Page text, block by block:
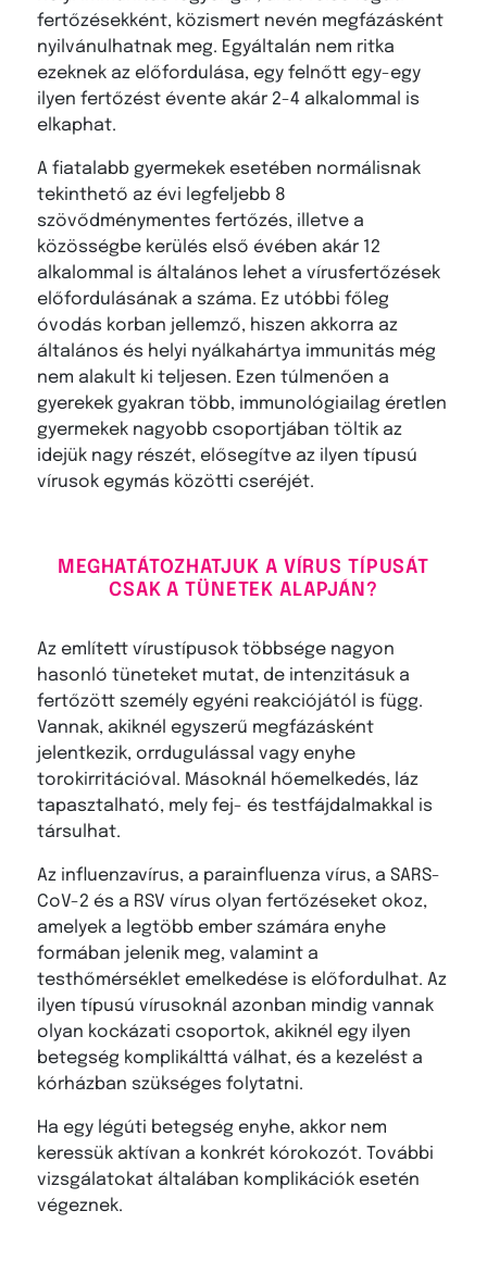
fertőzésekként, közismert nevén megfázásként
nyilvánulhatnak meg. Egyáltalán nem ritka
ezeknek az előfordulása, egy felnőtt egy-egy
ilyen fertőzést évente akár 2-4 alkalommal is
elkaphat.
A fiatalabb gyermekek esetében normálisnak
tekinthető az évi legfeljebb 8
szövődménymentes fertőzés, illetve a
közösségbe kerülés első évében akár 12
alkalommal is általános lehet a vírusfertőzések
előfordulásának a száma. Ez utóbbi főleg
óvodás korban jellemző, hiszen akkorra az
általános és helyi nyálkahártya immunitás még
nem alakult ki teljesen. Ezen túlmenően a
gyerekek gyakran több, immunológiailag éretlen
gyermekek nagyobb csoportjában töltik az
idejük nagy részét, elősegítve az ilyen típusú
vírusok egymás közötti cseréjét.
MEGHATÁTOZHATJUK A VÍRUS TÍPUSÁT
CSAK A TÜNETEK ALAPJÁN?
Az említett vírustípusok többsége nagyon
hasonló tüneteket mutat, de intenzitásuk a
fertőzött személy egyéni reakciójától is függ.
Vannak, akiknél egyszerű megfázásként
jelentkezik, orrdugulással vagy enyhe
torokirritációval. Másoknál hőemelkedés, láz
tapasztalható, mely fej- és testfájdalmakkal is
társulhat.
Az influenzavírus, a parainfluenza vírus, a SARS-
CoV-2 és a RSV vírus olyan fertőzéseket okoz,
amelyek a legtöbb ember számára enyhe
formában jelenik meg, valamint a
testhőmérséklet emelkedése is előfordulhat. Az
ilyen típusú vírusoknál azonban mindig vannak
olyan kockázati csoportok, akiknél egy ilyen
betegség komplikálttá válhat, és a kezelést a
kórházban szükséges folytatni.
Ha egy légúti betegség enyhe, akkor nem
keressük aktívan a konkrét kórokozót. További
vizsgálatokat általában komplikációk esetén
végeznek.